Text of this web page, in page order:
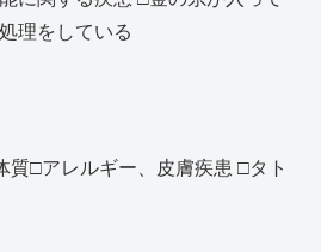
理をしている
□アレルギー、皮膚疾患 □タト